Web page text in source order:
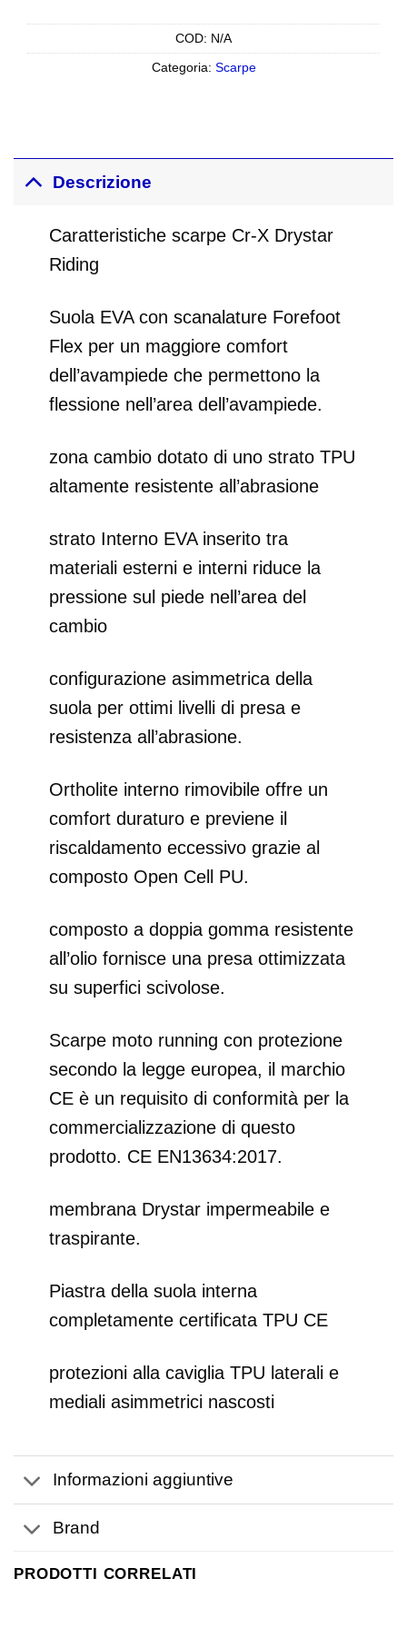
COD: N/A
Categoria: Scarpe
Descrizione
Caratteristiche scarpe Cr-X Drystar
Riding
Suola EVA con scanalature Forefoot
Flex per un maggiore comfort
dell’avampiede che permettono la
flessione nell’area dell’avampiede.
zona cambio dotato di uno strato TPU
altamente resistente all’abrasione
strato Interno EVA inserito tra
materiali esterni e interni riduce la
pressione sul piede nell’area del
cambio
configurazione asimmetrica della
suola per ottimi livelli di presa e
resistenza all’abrasione.
Ortholite interno rimovibile offre un
comfort duraturo e previene il
riscaldamento eccessivo grazie al
composto Open Cell PU.
composto a doppia gomma resistente
all’olio fornisce una presa ottimizzata
su superfici scivolose.
Scarpe moto running con protezione
secondo la legge europea, il marchio
CE è un requisito di conformità per la
commercializzazione di questo
prodotto. CE EN13634:2017.
membrana Drystar impermeabile e
traspirante.
Piastra della suola interna
completamente certificata TPU CE
protezioni alla caviglia TPU laterali e
mediali asimmetrici nascosti
Informazioni aggiuntive
Brand
PRODOTTI CORRELATI